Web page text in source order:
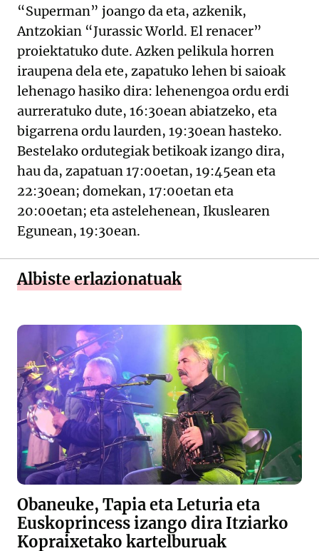
“Superman” joango da eta, azkenik,
Antzokian “Jurassic World. El renacer”
proiektatuko dute. Azken pelikula horren
iraupena dela ete, zapatuko lehen bi saioak
lehenago hasiko dira: lehenengoa ordu erdi
aurreratuko dute, 16:30ean abiatzeko, eta
bigarrena ordu laurden, 19:30ean hasteko.
Bestelako ordutegiak betikoak izango dira,
hau da, zapatuan 17:00etan, 19:45ean eta
22:30ean; domekan, 17:00etan eta
20:00etan; eta astelehenean, Ikuslearen
Egunean, 19:30ean.
Albiste erlazionatuak
Obaneuke, Tapia eta Leturia eta
Euskoprincess izango dira Itziarko
Kopraixetako kartelburuak